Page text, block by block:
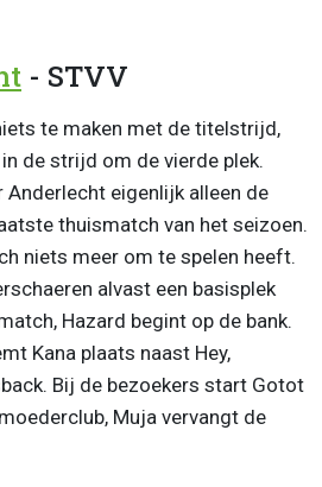
- STVV
te maken met de titelstrijd,
de strijd om de vierde plek.
eigenlijk alleen de
thuismatch van het seizoen.
niets meer om te spelen heeft.
alvast een basisplek
Hazard begint op de bank.
Kana plaats naast Hey,
Bij de bezoekers start Gotot
Muja vervangt de